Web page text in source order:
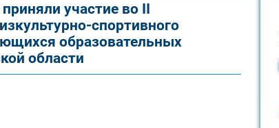
участие во II
спортивного
образовательных
области